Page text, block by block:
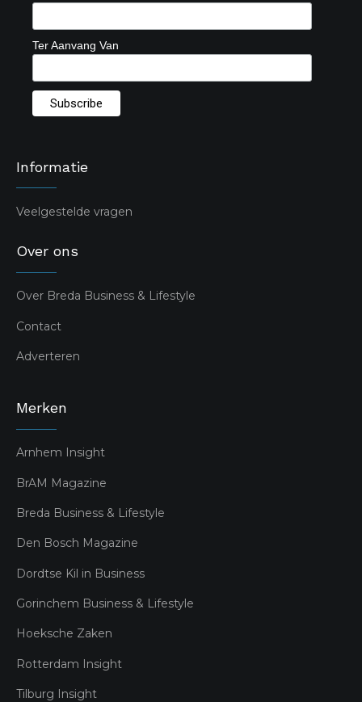
Ter Aanvang Van
Informatie
Veelgestelde vragen
Over ons
Over Breda Business & Lifestyle
Contact
Adverteren
Merken
Arnhem Insight
BrAM Magazine
Breda Business & Lifestyle
Den Bosch Magazine
Dordtse Kil in Business
Gorinchem Business & Lifestyle
Hoeksche Zaken
Rotterdam Insight
Tilburg Insight